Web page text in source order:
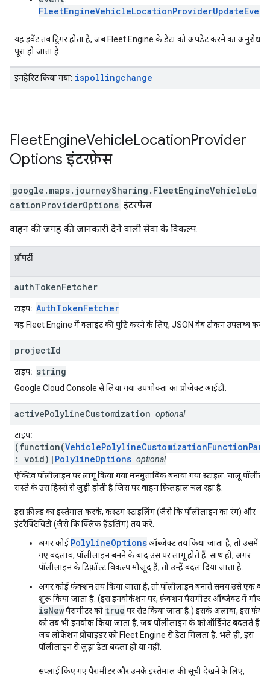
FleetEngineVehicleLocationProviderUpdateEvent
यह इवेंट तब ट्रिगर होता है, जब Fleet Engine के डेटा को अपडेट करने का अनुरोध
पूरा हो जाता है.
इनहेरिट किया गया: ispollingchange
FleetEngineVehicleLocationProvider
Options इंटरफ़ेस
google.maps.journeySharing . FleetEngineVehicleLo
cationProviderOptions इंटरफ़ेस
वाहन की जगह की जानकारी देने वाली सेवा के विकल्प.
प्रॉपर्टी
authTokenFetcher
टाइप: AuthTokenFetcher
यह Fleet Engine में क्लाइंट की पुष्टि करने के लिए, JSON वेब टोकन उपलब्ध
projectId
टाइप: string
Google Cloud Console से लिया गया उपभोक्ता का प्रोजेक्ट आईडी.
activePolylineCustomization optional
टाइप:
(function(
: void)| PolylineOptions optional
ऐक्टिव पॉलीलाइन पर लागू किया गया मनमुताबिक बनाया गया स्टाइल. चालू
रास्ते के उस हिस्से से जुड़ी होती है जिस पर वाहन फ़िलहाल चल रहा है.
इस फ़ील्ड का इस्तेमाल करके, कस्टम स्टाइलिंग (जैसे कि पॉलीलाइन का रंग) और
इंटरैक्टिविटी (जैसे कि क्लिक हैंडलिंग) तय करें.
अगर कोई PolylineOptionsऑब्जेक्ट तय किया जाता है, तो उसमें
गए बदलाव, पॉलीलाइन बनने के बाद उस पर लागू होते हैं. साथ ही, अगर
पॉलीलाइन के डिफ़ॉल्ट विकल्प मौजूद हैं, तो उन्हें बदल दिया जाता है.
अगर कोई फ़ंक्शन तय किया जाता है, तो पॉलीलाइन बनाते समय उसे एक बार
शुरू किया जाता है. (इस इनवोकेशन पर, फ़ंक्शन पैरामीटर ऑब्जेक्ट में मौजूद
isNewपैरामीटर को true पर सेट किया जाता है.) इसके अलावा, इस
को तब भी इनवोक किया जाता है, जब पॉलीलाइन के कोऑर्डिनेट बदलते हैं या
जब लोकेशन प्रोवाइडर को Fleet Engine से डेटा मिलता है. भले ही, इस
पॉलीलाइन से जुड़ा डेटा बदला हो या नहीं.
सप्लाई किए गए पैरामीटर और उनके इस्तेमाल की सूची देखने के लिए,